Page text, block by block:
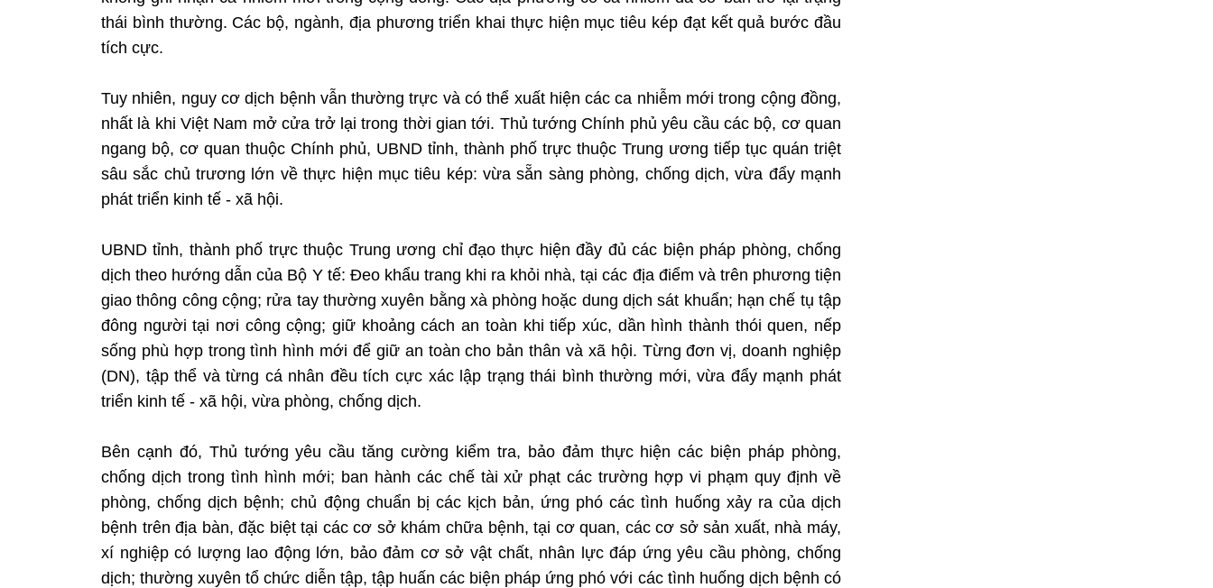
thái bình thường. Các bộ, ngành, địa phương triển khai thực hiện mục tiêu kép đạt kết quả bước đầu
tích cực.
Tuy nhiên, nguy cơ dịch bệnh vẫn thường trực và có thể xuất hiện các ca nhiễm mới trong cộng đồng,
nhất là khi Việt Nam mở cửa trở lại trong thời gian tới. Thủ tướng Chính phủ yêu cầu các bộ, cơ quan
ngang bộ, cơ quan thuộc Chính phủ, UBND tỉnh, thành phố trực thuộc Trung ương tiếp tục quán triệt
sâu sắc chủ trương lớn về thực hiện mục tiêu kép: vừa sẵn sàng phòng, chống dịch, vừa đẩy mạnh
phát triển kinh tế - xã hội.
UBND tỉnh, thành phố trực thuộc Trung ương chỉ đạo thực hiện đầy đủ các biện pháp phòng, chống
dịch theo hướng dẫn của Bộ Y tế: Đeo khẩu trang khi ra khỏi nhà, tại các địa điểm và trên phương tiện
giao thông công cộng; rửa tay thường xuyên bằng xà phòng hoặc dung dịch sát khuẩn; hạn chế tụ tập
đông người tại nơi công cộng; giữ khoảng cách an toàn khi tiếp xúc, dần hình thành thói quen, nếp
sống phù hợp trong tình hình mới để giữ an toàn cho bản thân và xã hội. Từng đơn vị, doanh nghiệp
(DN), tập thể và từng cá nhân đều tích cực xác lập trạng thái bình thường mới, vừa đẩy mạnh phát
triển kinh tế - xã hội, vừa phòng, chống dịch.
Bên cạnh đó, Thủ tướng yêu cầu tăng cường kiểm tra, bảo đảm thực hiện các biện pháp phòng,
chống dịch trong tình hình mới; ban hành các chế tài xử phạt các trường hợp vi phạm quy định về
phòng, chống dịch bệnh; chủ động chuẩn bị các kịch bản, ứng phó các tình huống xảy ra của dịch
bệnh trên địa bàn, đặc biệt tại các cơ sở khám chữa bệnh, tại cơ quan, các cơ sở sản xuất, nhà máy,
xí nghiệp có lượng lao động lớn, bảo đảm cơ sở vật chất, nhân lực đáp ứng yêu cầu phòng, chống
dịch; thường xuyên tổ chức diễn tập, tập huấn các biện pháp ứng phó với các tình huống dịch bệnh có